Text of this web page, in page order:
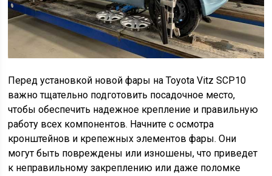
Перед установкой новой фары на Toyota Vitz SCP10
важно тщательно подготовить посадочное место,
чтобы обеспечить надежное крепление и правильную
работу всех компонентов. Начните с осмотра
кронштейнов и крепежных элементов фары. Они
могут быть повреждены или изношены, что приведет
к неправильному закреплению или даже поломке